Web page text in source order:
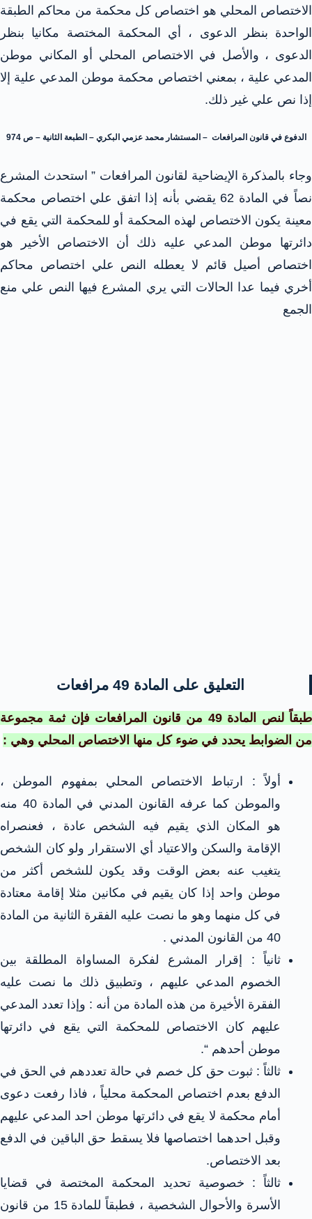
الاختصاص المحلي هو اختصاص كل محكمة من محاكم الطبقة
الواحدة بنظر الدعوى ، أي المحكمة المختصة مكانيا بنظر
الدعوى ، والأصل في الاختصاص المحلي أو المكاني موطن
المدعي علية ، بمعني اختصاص محكمة موطن المدعي علية إلا
إذا نص علي غير ذلك.
الدفوع في قانون المرافعات – المستشار محمد عزمي البكري – الطبعة الثانية – ص 974
وجاء بالمذكرة الإيضاحية لقانون المرافعات ” استحدث المشرع
نصاً في المادة 62 يقضي بأنه إذا اتفق علي اختصاص محكمة
معينة يكون الاختصاص لهذه المحكمة أو للمحكمة التي يقع في
دائرتها موطن المدعي عليه ذلك أن الاختصاص الأخير هو
اختصاص أصيل قائم لا يعطله النص علي اختصاص محاكم
أخري فيما عدا الحالات التي يري المشرع فيها النص علي منع
الجمع
التعليق على المادة 49 مرافعات
طبقاً لنص المادة 49 من قانون المرافعات فإن ثمة مجموعة
من الضوابط يحدد في ضوء كل منها الاختصاص المحلي وهي :
أولاً : ارتباط الاختصاص المحلي بمفهوم الموطن ،
والموطن كما عرفه القانون المدني في المادة 40 منه
هو المكان الذي يقيم فيه الشخص عادة ، فعنصراه
الإقامة والسكن والاعتياد أي الاستقرار ولو كان الشخص
يتغيب عنه بعض الوقت وقد يكون للشخص أكثر من
موطن واحد إذا كان يقيم في مكانين مثلا إقامة معتادة
في كل منهما وهو ما نصت عليه الفقرة الثانية من المادة
40 من القانون المدني .
ثانياً : إقرار المشرع لفكرة المساواة المطلقة بين
الخصوم المدعي عليهم ، وتطبيق ذلك ما نصت عليه
الفقرة الأخيرة من هذه المادة من أنه : وإذا تعدد المدعي
عليهم كان الاختصاص للمحكمة التي يقع في دائرتها
موطن أحدهم “.
ثالثاً : ثبوت حق كل خصم في حالة تعددهم في الحق في
الدفع بعدم اختصاص المحكمة محلياً ، فاذا رفعت دعوى
أمام محكمة لا يقع في دائرتها موطن احد المدعي عليهم
وقبل احدهما اختصاصها فلا يسقط حق الباقين في الدفع
بعد الاختصاص.
ثالثاً : خصوصية تحديد المحكمة المختصة في قضايا
الأسرة والأحوال الشخصية ، فطبقاً للمادة 15 من قانون